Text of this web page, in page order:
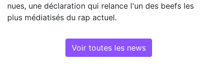
nues, une déclaration qui relance l'un des beefs les
plus médiatisés du rap actuel.
Voir toutes les news